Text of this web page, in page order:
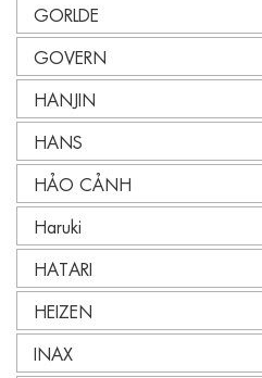
GORLDE
GOVERN
HANJIN
HANS
HẢO CẢNH
Haruki
HATARI
HEIZEN
INAX